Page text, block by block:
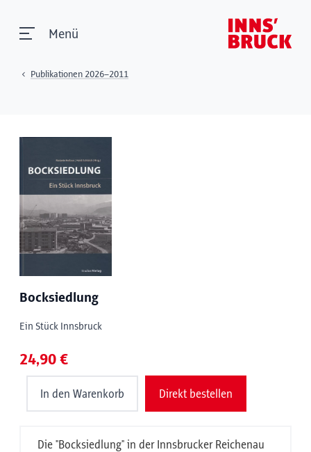
Menü
Publikationen 2026–2011
Bocksiedlung
Ein Stück Innsbruck
24,90 €
In den Warenkorb Direkt bestellen
Die "Bocksiedlung" in der Innsbrucker Reichenau